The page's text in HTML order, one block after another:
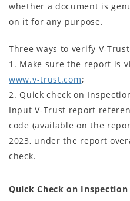
whether a document is
on it for any purpose.
Three ways to verify V-
1. Make sure the report is
www.v-trust.com;
2. Quick check on
Input V-Trust report
code (available on the
2023, under the report
check.
Quick Check on